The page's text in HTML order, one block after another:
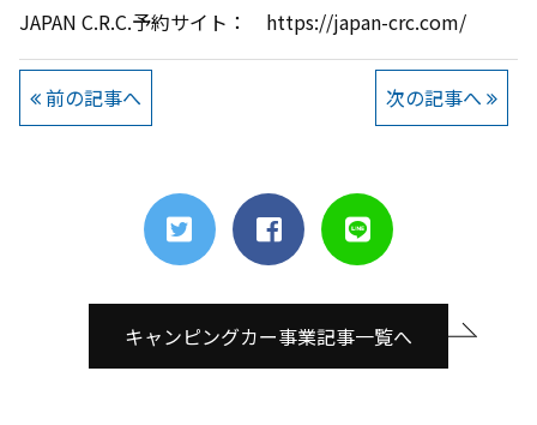
JAPAN C.R.C.予約サイト： https://japan-crc.com/
前の記事へ 次の記事へ
キャンピングカー事業記事一覧へ